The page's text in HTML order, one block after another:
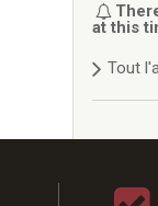
at this
Tout